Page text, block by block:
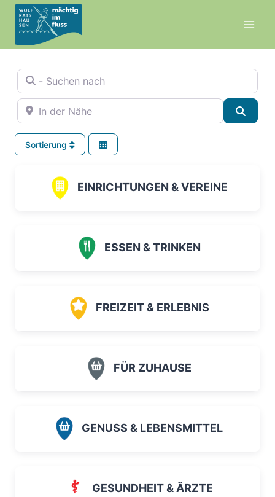
Zum
Inhalt
springen
- Suchen nach
In der Nähe
Sortierung
EINRICHTUNGEN & VEREINE
ESSEN & TRINKEN
FREIZEIT & ERLEBNIS
FÜR ZUHAUSE
GENUSS & LEBENSMITTEL
GESUNDHEIT & ÄRZTE